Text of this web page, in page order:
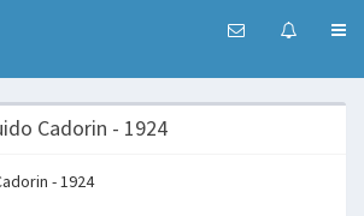
Cadorin - 1924